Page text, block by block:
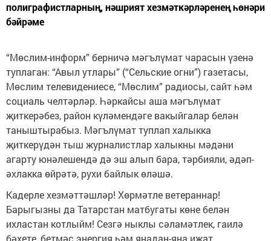
полиграфистларның, нәшрият хезмәткәрләренең һөнәри
бәйрәме
“Мөслим-информ” берничә мәгълүмат чарасын үзенә
туплаган: “Авыл утлары” (“Сельские огни”) газетасы,
Мөслим телевидениесе, “Мөслим” радиосы, сайт һәм
социаль челтәрләр. Һәркайсы аша мәгълүмат
җиткерәбез, район күләмендәге вакыйгалар белән
таныштырабыз. Мәгълүмат туплап халыкка
җиткерүдән тыш журналистлар халыкны мәдәни
агарту юнәлешендә дә эш алып бара, тәрбияли, әдәп-
әхлакка өйрәтә, рухи байлык өләшә.
Кадерле хезмәттәшләр! Хөрмәтле ветераннар!
Барыгызны да Татарстан матбугаты көне белән
ихластан котлыйм! Сезгә ныклы сәламәтлек, гаилә
бәхете, бетмәс энергия һәм яңадан-яңа иҗат